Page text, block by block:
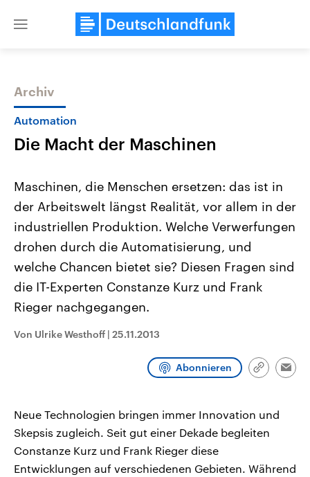
Close
Themen
Landtagswahl Sachsen-Anhalt
2026
Alle Informationen
Sachsen-Anhalt wählt am 6.
September 2026 einen neuen
Landtag. Seit 2021 wird das
Bundesland von einer Koalition aus
Umfragen, Prognosen,
Wahlprogramme, aktuelle Berichte
und Kandidaten der anstehenden
Aktuelle Beiträge,
Hintergründe
Wirtschaftlich und
gehören die Vereinigten
Archiv
Automation
Die Macht der Maschinen
Maschinen, die Menschen ersetzen: das ist in
der Arbeitswelt längst Realität, vor allem in der
industriellen Produktion. Welche Verwerfungen
drohen durch die Automatisierung, und
welche Chancen bietet sie? Diesen Fragen sind
die IT-Experten Constanze Kurz und Frank
Rieger nachgegangen.
Von Ulrike Westhoff | 25.11.2013
Abonnieren
Link
Neue Technologien bringen immer Innovation und
Skepsis zugleich. Seit gut einer Dekade begleiten
Constanze Kurz und Frank Rieger diese
Entwicklungen auf verschiedenen Gebieten. Während